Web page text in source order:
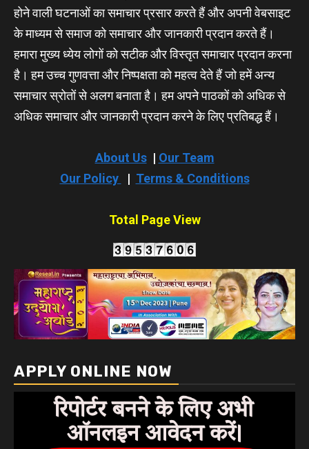
होने वाली घटनाओं का समाचार प्रसार करते हैं और अपनी वेबसाइट
के माध्यम से समाज को समाचार और जानकारी प्रदान करते हैं।
हमारा मुख्य ध्येय लोगों को सटीक और विस्तृत समाचार प्रदान करना
है। हम उच्च गुणवत्ता और निष्पक्षता को महत्व देते हैं जो हमें अन्य
समाचार स्रोतों से अलग बनाता है। हम अपने पाठकों को अधिक से
अधिक समाचार और जानकारी प्रदान करने के लिए प्रतिबद्ध हैं।
About Us| Our Team
Our Policy
| Terms & Conditions
Total Page View
APPLY ONLINE NOW